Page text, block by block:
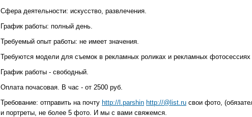
Сфера деятельности: искусство, развлечения.
График работы: полный день.
Требуемый опыт работы: не имеет значения.
Требуются модели для съемок в рекламных роликах и рекламных
График работы - свободный.
Оплата почасовая. В час - от 2500 руб.
Требование: отправить на почту http://l.parshin http://@list.ru свои фото,
и портреты, не более 5 фото. И мы с вами свяжемся.